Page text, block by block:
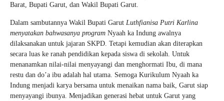
Barat, Bupati Garut, dan Wakil Bupati Garut.
Dalam sambutannya Wakil Bupati Garut Luthfianisa Putri Karlina
menyatakan bahwasanya program Nyaah ka Indung awalnya
dilaksanakan untuk jajaran SKPD. Tetapi kemudian akan diterapkan
secara luas ke ranah pendidikan kepada siswa di sekolah. Untuk
menanamkan nilai-nilai menyayangi dan menghormati Ibu, di mana
restu dan do’a ibu adalah hal utama. Semoga Kurikulum Nyaah ka
Indung menjadi karya bersama untuk menaikan nama baik, Garut siap
menyayangi ibunya. Menjadikan generasi hebat untuk Garut yang